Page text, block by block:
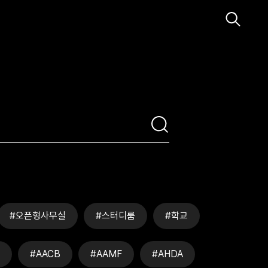
#오픈형사무실 #스터디룸 #학교
#AACB #AAMF #AHDA